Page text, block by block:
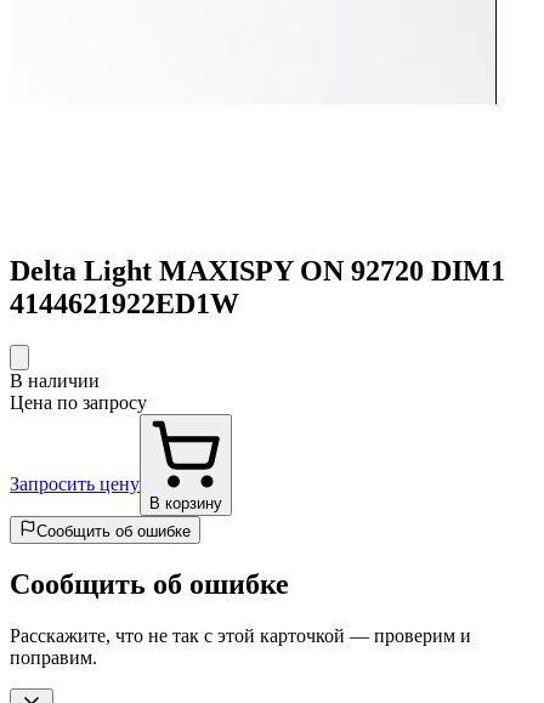
Delta Light MAXISPY ON 92720 DIM1
4144621922ED1W
В наличии
Цена по запросу
Запросить цену
В корзину
Сообщить об ошибке
Сообщить об ошибке
Расскажите, что не так с этой карточкой — проверим и
поправим.